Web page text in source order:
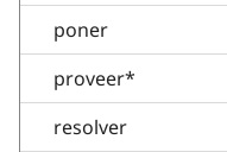
poner
proveer*
resolver